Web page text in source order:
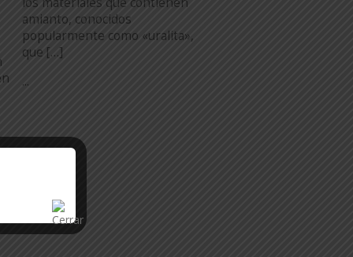
amianto, conocidos
popularmente como «uralita»,
que […]
...